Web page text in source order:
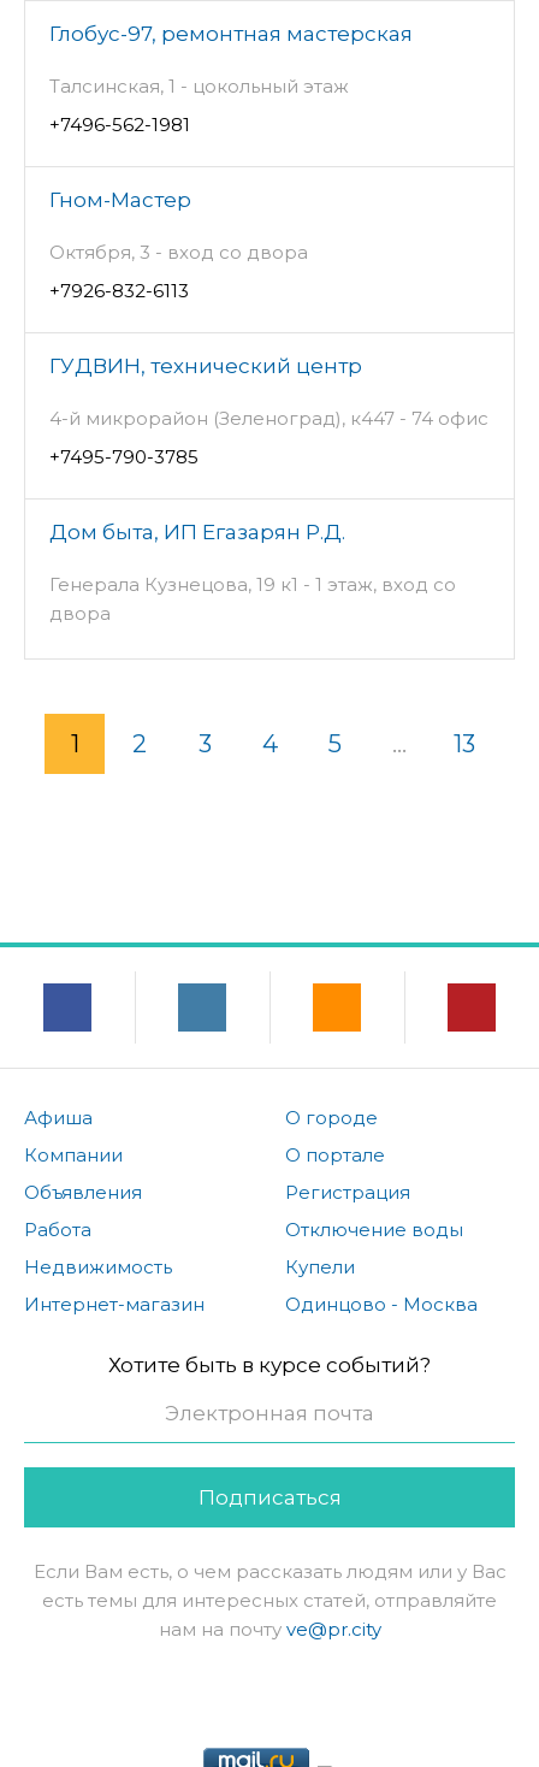
Глобус-97, ремонтная мастерская
Талсинская, 1 - цокольный этаж
+7496-562-1981
Гном-Мастер
Октября, 3 - вход со двора
+7926-832-6113
ГУДВИН, технический центр
4-й микрорайон (Зеленоград), к447 - 74 офис
+7495-790-3785
Дом быта, ИП Егазарян Р.Д.
Генерала Кузнецова, 19 к1 - 1 этаж, вход со
двора
1 2 3 4 5 ... 13
Афиша
Компании
Объявления
Работа
Недвижимость
Интернет-магазин
О городе
О портале
Регистрация
Отключение воды
Купели
Одинцово - Москва
Хотите быть в курсе событий?
Подписаться
Если Вам есть, о чем рассказать людям или у Вас
есть темы для интересных статей, отправляйте
нам на почту ve@pr.city